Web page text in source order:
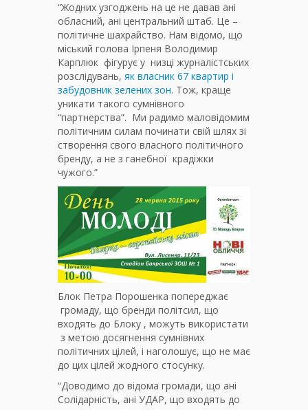
“Жодних узгоджень на це не давав ані
обласний, ані центральний штаб. Це –
політичне шахрайство. Нам відомо, що
міський голова Ірпеня Володимир
Карплюк фігурує у низці журналістських
розслідувань, як власник 67 квартир і
забудовник зелених зон. Тож, краще
уникати такого сумнівного
“партнерства”. Ми радимо маловідомим
політичним силам починати свій шлях зі
створення свого власного політичного
бренду, а не з ганебної крадіжки
чужого.”
Блок Петра Порошенка попереджає
громаду, що бренди політсил, що
входять до Блоку , можуть використати
з метою досягнення сумнівних
політичних цілей, і наголошує, що не має
до цих цілей жодного стосунку.
“Доводимо до відома громади, що ані
Солідарність, ані УДАР, що входять до